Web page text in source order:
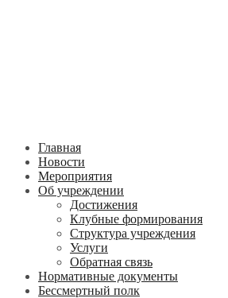
Главная
Новости
Мероприятия
Об учреждении
Достижения
Клубные формирования
Структура учреждения
Услуги
Обратная связь
Нормативные документы
Бессмертный полк